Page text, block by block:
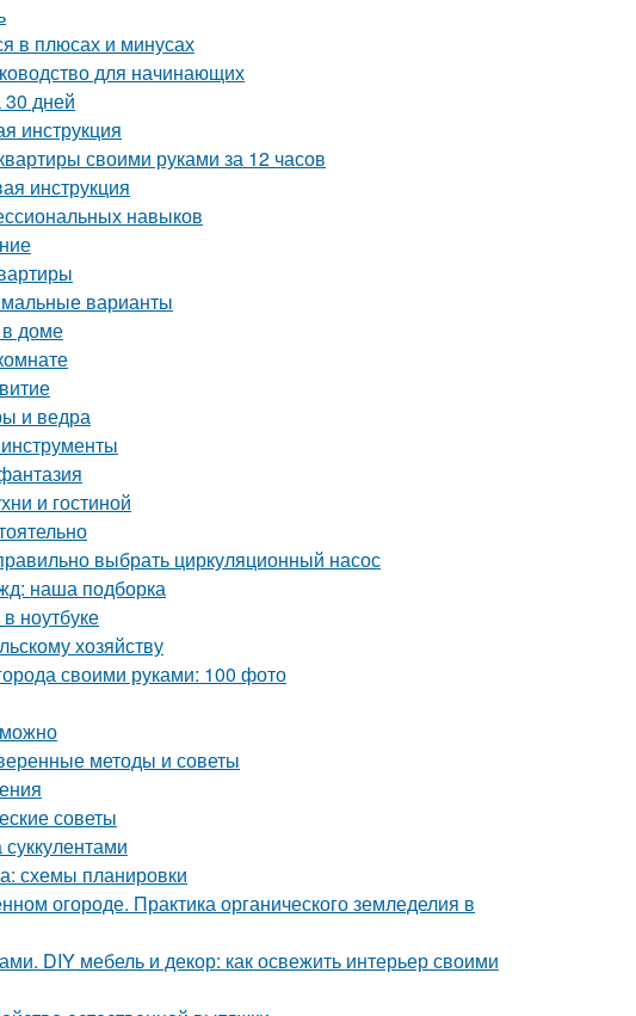
в плюсах и минусах
для начинающих
дней
инструкция
своими руками за 12 часов
инструкция
навыков
варианты
в доме
и ведра
и гостиной
выбрать циркуляционный насос
наша подборка
ноутбуке
хозяйству
своими руками: 100 фото
методы и советы
советы
схемы планировки
огороде. Практика органического земледелия в
DIY мебель и декор: как освежить интерьер своими